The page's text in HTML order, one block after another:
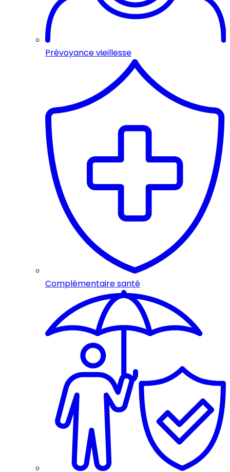
Prévoyance vieillesse
Complémentaire santé